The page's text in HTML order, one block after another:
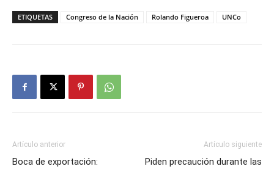
ETIQUETAS Congreso de la Nación Rolando Figueroa UNCo
Artículo anterior
Boca de exportación:
Artículo siguiente
Piden precaución durante las